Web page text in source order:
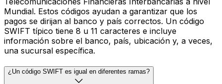
Mundial. Estos códigos ayudan a garantizar que los
pagos se dirijan al banco y país correctos. Un código
SWIFT típico tiene 8 u 11 caracteres e incluye
información sobre el banco, país, ubicación y, a veces,
una sucursal específica.
¿Un código SWIFT es igual en diferentes ramas?